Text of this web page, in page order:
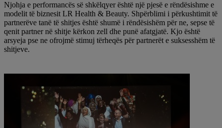
Njohja e performancës së shkëlqyer është një pjesë e rëndësishme e
modelit të biznesit LR Health & Beauty. Shpërblimi i përkushtimit të
partnerëve tanë të shitjes është shumë i rëndësishëm për ne, sepse të
qenit partner në shitje kërkon zell dhe punë afatgjatë. Kjo është
arsyeja pse ne ofrojmë stimuj tërheqës për partnerët e suksesshëm të
shitjeve.